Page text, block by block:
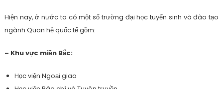
Hiện nay, ở nước ta có một số trường đại học tuyển sinh và đào tạo
ngành Quan hệ quốc tế gồm:
– Khu vực miền Bắc:
Học viện Ngoại giao